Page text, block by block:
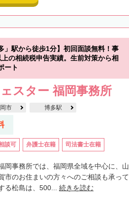
」駅から徒歩1分】初回面談無料！事
の相続税申告実績。生前対策から相
ート
スター 福岡事務所
市 博多駅
談可 弁護士在籍 司法書士在籍
岡事務所では、福岡県全域を中心に、山
市のお住まいの方々へのご相談も承って
る松島は、500... 続きを読む